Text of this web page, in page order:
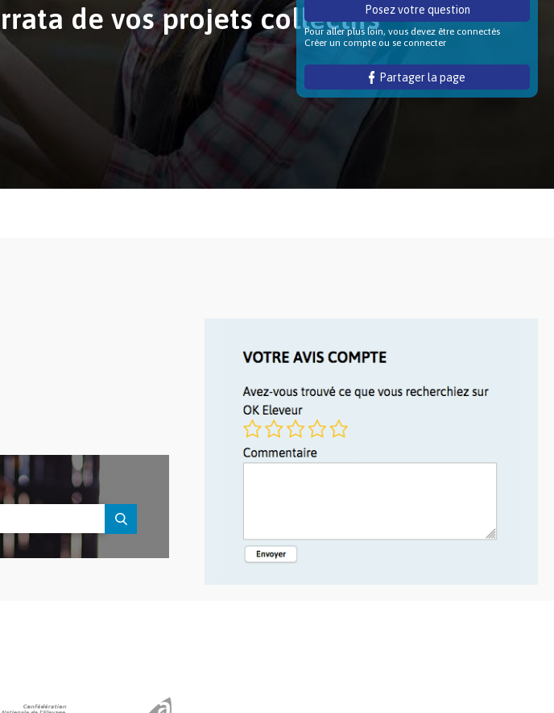
de vos projets collectifsPosez votre question
Pour aller plus loin, vous devez être connectés
Créer un compte ou se connecter
Partager la page